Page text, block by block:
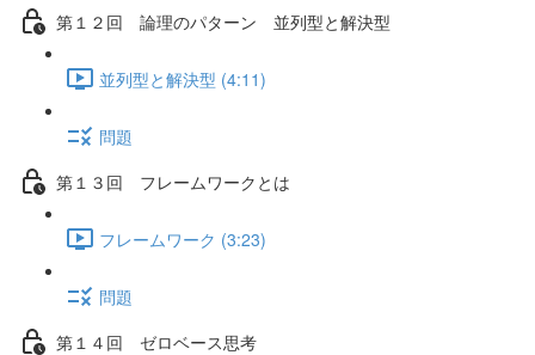
第１２回 論理のパターン 並列型と解決型
並列型と解決型 (4:11)
問題
第１３回 フレームワークとは
フレームワーク (3:23)
問題
第１４回 ゼロベース思考